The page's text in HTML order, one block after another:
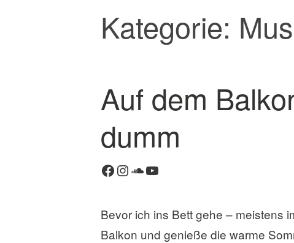
Kategorie:
Auf dem
dumm
Facebook
Instagram
SoundCloud
YouTube
Bevor ich ins Bett gehe – meistens
Balkon und genieße die warme
K
r
h